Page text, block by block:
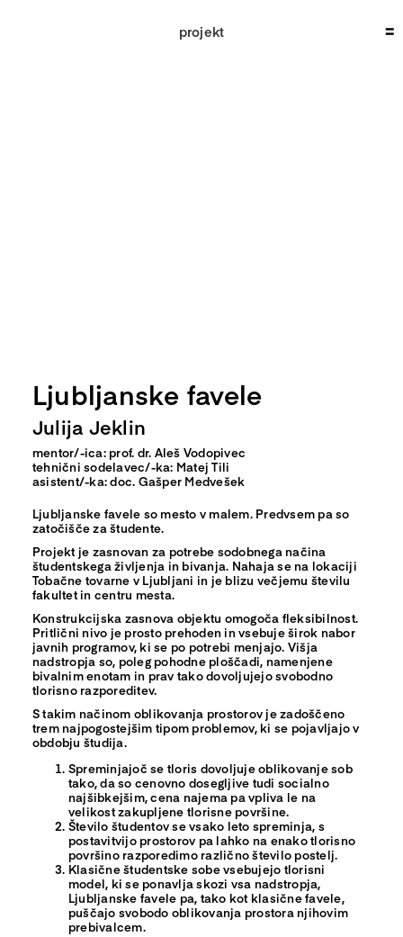
Ljubljanske favele
Julija Jeklin
mentor/-ica: prof. dr. Aleš Vodopivec
tehnični sodelavec/-ka: Matej Tili
asistent/-ka: doc. Gašper Medvešek
Ljubljanske favele so mesto v malem. Predvsem pa so
zatočišče za študente.
Projekt je zasnovan za potrebe sodobnega načina
študentskega življenja in bivanja. Nahaja se na lokaciji
Tobačne tovarne v Ljubljani in je blizu večjemu številu
fakultet in centru mesta.
Konstrukcijska zasnova objektu omogoča fleksibilnost.
Pritlični nivo je prosto prehoden in vsebuje širok nabor
javnih programov, ki se po potrebi menjajo. Višja
nadstropja so, poleg pohodne ploščadi, namenjene
bivalnim enotam in prav tako dovoljujejo svobodno
tlorisno razporeditev.
S takim načinom oblikovanja prostorov je zadoščeno
trem najpogostejšim tipom problemov, ki se pojavljajo v
obdobju študija.
Spreminjajoč se tloris dovoljuje oblikovanje sob
tako, da so cenovno dosegljive tudi socialno
najšibkejšim, cena najema pa vpliva le na
velikost zakupljene tlorisne površine.
Število študentov se vsako leto spreminja, s
postavitvijo prostorov pa lahko na enako tlorisno
površino razporedimo različno število postelj.
Klasične študentske sobe vsebujejo tlorisni
model, ki se ponavlja skozi vsa nadstropja,
Ljubljanske favele pa, tako kot klasične favele,
puščajo svobodo oblikovanja prostora njihovim
prebivalcem.
projekt